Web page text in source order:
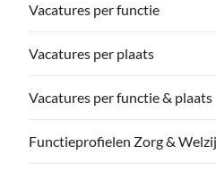
Vacatures per functie
Vacatures per plaats
Vacatures per functie & plaats
Functieprofielen Zorg &